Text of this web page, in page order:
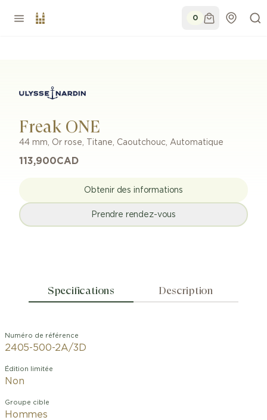
0
Freak ONE
44 mm, Or rose, Titane, Caoutchouc, Automatique
113,900CAD
Obtenir des informations
Prendre rendez-vous
Specifications Description
Numéro de référence
2405-500-2A/3D
Édition limitée
Non
Groupe cible
Hommes